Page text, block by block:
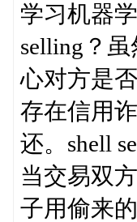
学习机器
selling？
心对方是
存在信用
还。shell
当交易双
子用偷来